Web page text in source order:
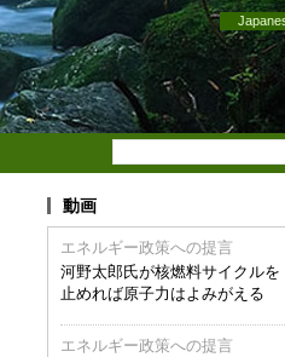
動画
エネルギー政策への提言
河野太郎氏が核燃料サイクルを
止めれば原子力はよみがえる
エネルギー政策への提言